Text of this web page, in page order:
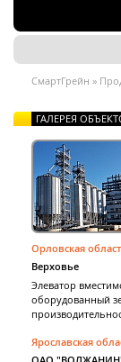
ГАЛЕРЕЯ
Орловская
Верховье
Элеватор
оборудованный
Ярославская
СмартГрейн »